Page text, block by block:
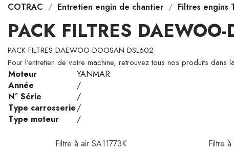
COTRAC Entretien engin de chantier Filtres engins
PACK FILTRES
PACK FILTRES DAEWOO-DOOSAN DSL602
Pour l'entretien de votre machine, retrouvez tous nos produits dans
Moteur
YANMAR
Année
/
N° Série
/
Type carrosserie/
Type moteur
/
Filtre à air SA11773K Filtre